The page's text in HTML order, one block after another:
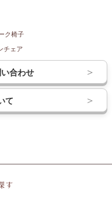
ク椅子
チェア
合わせ
て